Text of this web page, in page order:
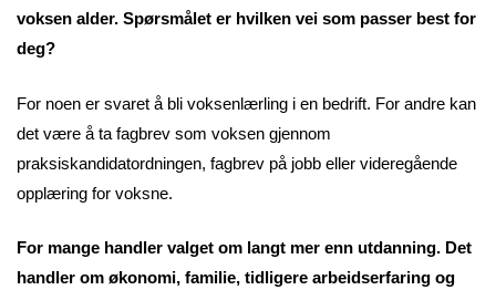
voksen alder. Spørsmålet er hvilken vei som passer best for
deg?
For noen er svaret å bli voksenlærling i en bedrift. For andre kan
det være å ta fagbrev som voksen gjennom
praksiskandidatordningen, fagbrev på jobb eller videregående
opplæring for voksne.
For mange handler valget om langt mer enn utdanning. Det
handler om økonomi, familie, tidligere arbeidserfaring og